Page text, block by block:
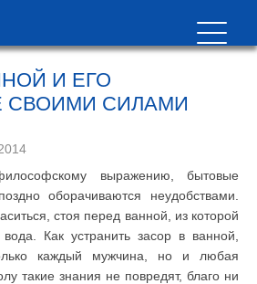
И ЕГО
СВОИМИ СИЛАМИ
выражению, бытовые
оборачиваются неудобствами.
стоя перед ванной, из которой
Как устранить засор в ванной,
каждый мужчина, но и любая
такие знания не повредят, благо ни